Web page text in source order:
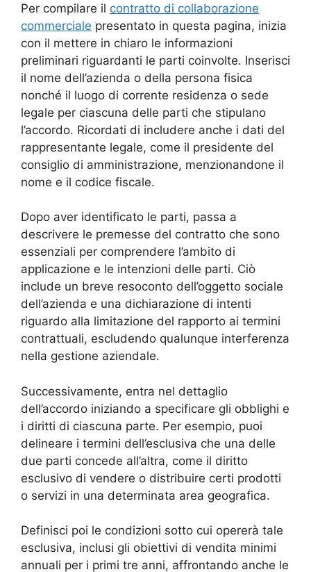
Per compilare il contratto di collaborazione
commerciale presentato in questa pagina, inizia
con il mettere in chiaro le informazioni
preliminari riguardanti le parti coinvolte. Inserisci
il nome dell’azienda o della persona fisica
nonché il luogo di corrente residenza o sede
legale per ciascuna delle parti che stipulano
l’accordo. Ricordati di includere anche i dati del
rappresentante legale, come il presidente del
consiglio di amministrazione, menzionandone il
nome e il codice fiscale.
Dopo aver identificato le parti, passa a
descrivere le premesse del contratto che sono
essenziali per comprendere l’ambito di
applicazione e le intenzioni delle parti. Ciò
include un breve resoconto dell’oggetto sociale
dell’azienda e una dichiarazione di intenti
riguardo alla limitazione del rapporto ai termini
contrattuali, escludendo qualunque interferenza
nella gestione aziendale.
Successivamente, entra nel dettaglio
dell’accordo iniziando a specificare gli obblighi e
i diritti di ciascuna parte. Per esempio, puoi
delineare i termini dell’esclusiva che una delle
due parti concede all’altra, come il diritto
esclusivo di vendere o distribuire certi prodotti
o servizi in una determinata area geografica.
Definisci poi le condizioni sotto cui opererà tale
esclusiva, inclusi gli obiettivi di vendita minimi
annuali per i primi tre anni, affrontando anche le